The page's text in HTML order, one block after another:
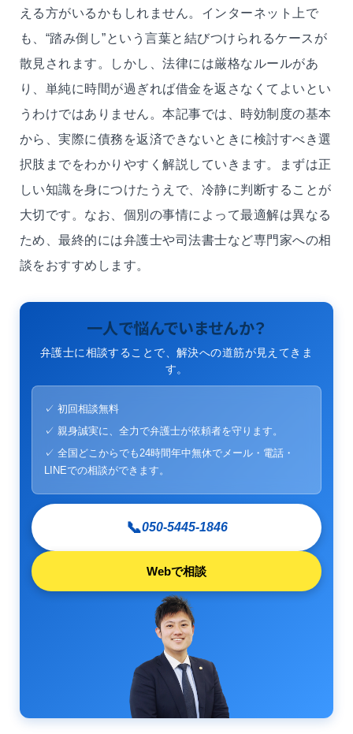
える方がいるかもしれません。インターネット上で
も、“踏み倒し”という言葉と結びつけられるケースが
散見されます。しかし、法律には厳格なルールがあ
り、単純に時間が過ぎれば借金を返さなくてよいとい
うわけではありません。本記事では、時効制度の基本
から、実際に債務を返済できないときに検討すべき選
択肢までをわかりやすく解説していきます。まずは正
しい知識を身につけたうえで、冷静に判断することが
大切です。なお、個別の事情によって最適解は異なる
ため、最終的には弁護士や司法書士など専門家への相
談をおすすめします。
一人で悩んでいませんか？
弁護士に相談することで、解決への道筋が見えてきま
す。
✓ 初回相談無料
✓ 親身誠実に、全力で弁護士が依頼者を守ります。
✓ 全国どこからでも24時間年中無休でメール・電話・
LINEでの相談ができます。
📞050-5445-1846
Webで相談